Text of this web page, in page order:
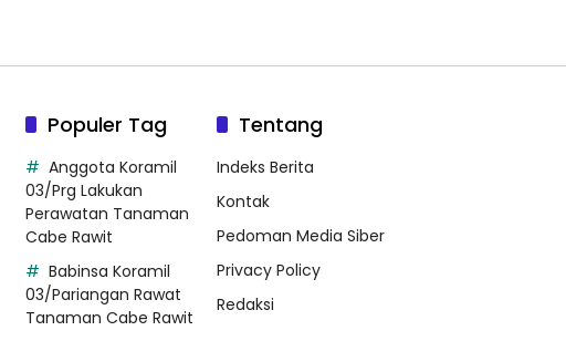
Populer Tag
Anggota Koramil
03/Prg Lakukan
Perawatan Tanaman
Cabe Rawit
Babinsa Koramil
03/Pariangan Rawat
Tanaman Cabe Rawit
Tentang
Indeks Berita
Kontak
Pedoman Media Siber
Privacy Policy
Redaksi